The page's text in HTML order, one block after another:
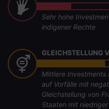
Sehr hohe
indigener Rechte
GLEICHSTELLUNG
Mittlere Investments
auf Vorfälle mit
Gleichstellung von
Staaten mit